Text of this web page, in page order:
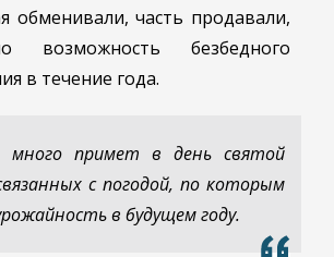
обменивали, часть продавали,
возможность безбедного
в течение года.
много примет в день святой
с погодой, по которым
в будущем году.